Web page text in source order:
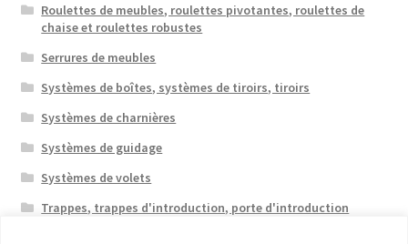
Roulettes de meubles, roulettes pivotantes, roulettes de
chaise et roulettes robustes
Serrures de meubles
Systèmes de boîtes, systèmes de tiroirs, tiroirs
Systèmes de charnières
Systèmes de guidage
Systèmes de volets
Trappes, trappes d'introduction, porte d'introduction